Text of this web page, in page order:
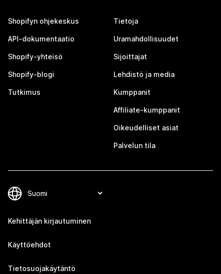
Shopifyn ohjekeskus
API-dokumentaatio
Shopify-yhteisö
Shopify-blogi
Tutkimus
Tietoja
Uramahdollisuudet
Sijoittajat
Lehdistö ja media
Kumppanit
Affiliate-kumppanit
Oikeudelliset asiat
Palvelun tila
Kehittäjän kirjautuminen
Käyttöehdot
Tietosuojakäytäntö